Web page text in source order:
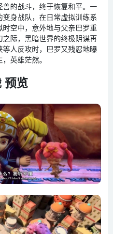
的战斗，终于恢复和平。一
身战队，在日常虚拟训练系
空中，意外地与父亲巴罗重
际，黑暗世界的终极阴谋再
人反攻时，巴罗又残忍地曝
英雄茫然。
预览